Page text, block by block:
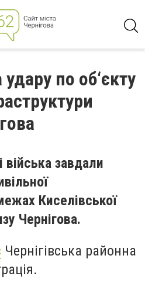
по об‘єкту
війська завдали
Киселівської
Чернігова.
Чернігівська районна